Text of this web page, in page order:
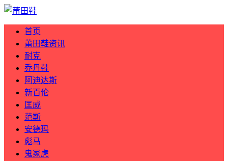
首页
莆田鞋资讯
耐克
乔丹鞋
阿迪达斯
新百伦
匡威
范斯
安德玛
彪马
鬼冢虎